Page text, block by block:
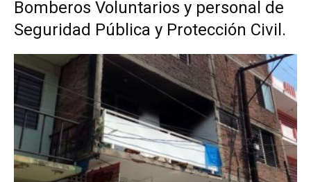
Bomberos Voluntarios y personal de
Seguridad Pública y Protección Civil.